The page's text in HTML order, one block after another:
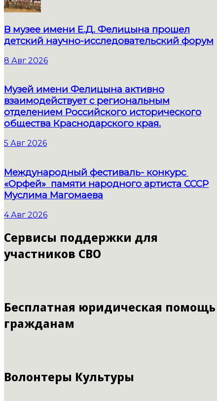
В музее имени Е.Д. Фелицына прошел
детский научно-исследовательский форум
8 Авг 2026
Музей имени Фелицына активно
взаимодействует с региональным
отделением Российского исторического
общества Краснодарского края.
5 Авг 2026
Международный фестиваль- конкурс
«Орфей» памяти народного артиста СССР
Муслима Магомаева
4 Авг 2026
Сервисы поддержки для
участников СВО
Бесплатная юридическая помощь
гражданам
Волонтеры Культуры